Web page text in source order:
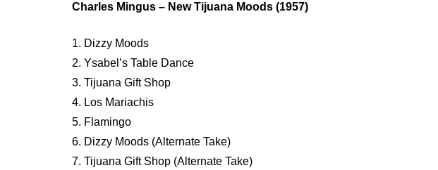
Charles Mingus – New Tijuana Moods (1957)
1. Dizzy Moods
2. Ysabel’s Table Dance
3. Tijuana Gift Shop
4. Los Mariachis
5. Flamingo
6. Dizzy Moods (Alternate Take)
7. Tijuana Gift Shop (Alternate Take)